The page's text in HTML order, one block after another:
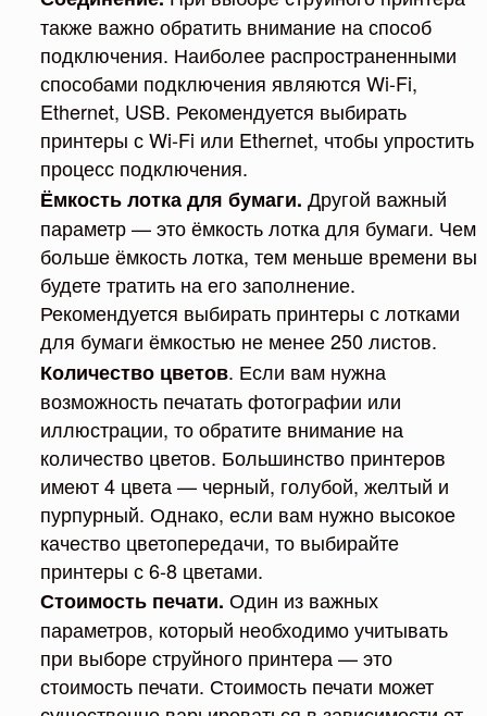
также важно обратить внимание на способ
подключения. Наиболее распространенными
способами подключения являются Wi-Fi,
Ethernet, USB. Рекомендуется выбирать
принтеры с Wi-Fi или Ethernet, чтобы упростить
процесс подключения.
Ёмкость лотка для бумаги. Другой важный
параметр — это ёмкость лотка для бумаги. Чем
больше ёмкость лотка, тем меньше времени вы
будете тратить на его заполнение.
Рекомендуется выбирать принтеры с лотками
для бумаги ёмкостью не менее 250 листов.
Количество цветов. Если вам нужна
возможность печатать фотографии или
иллюстрации, то обратите внимание на
количество цветов. Большинство принтеров
имеют 4 цвета — черный, голубой, желтый и
пурпурный. Однако, если вам нужно высокое
качество цветопередачи, то выбирайте
принтеры с 6-8 цветами.
Стоимость печати. Один из важных
параметров, который необходимо учитывать
при выборе струйного принтера — это
стоимость печати. Стоимость печати может